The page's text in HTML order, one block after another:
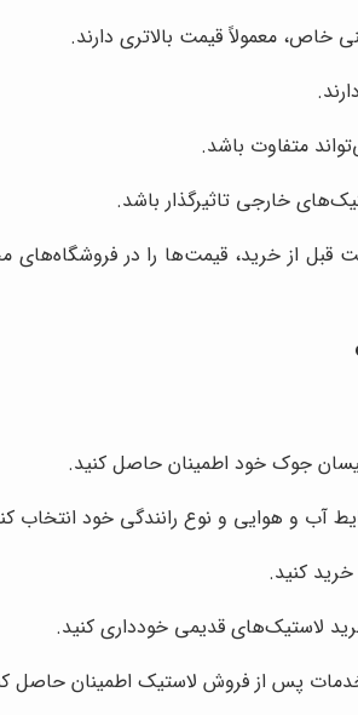
خاص، معمولاً قیمت بالاتری دارند.
متفاوت باشد.
خارجی تاثیرگذار باشد.
از خرید، قیمت‌ها را در فروشگاه‌های
جوک خود اطمینان حاصل کنید.
آب و هوایی و نوع رانندگی خود انتخاب
کنید.
لاستیک‌های قدیمی خودداری کنید.
خدمات پس از فروش لاستیک اطمینان حاصل